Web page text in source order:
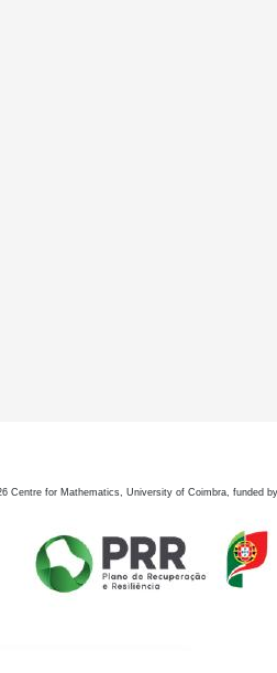
Centre for Mathematics, University of Coimbra, funded by